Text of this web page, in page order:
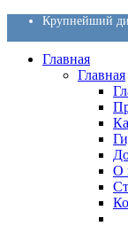
Крупнейший
Главная
Главная
О